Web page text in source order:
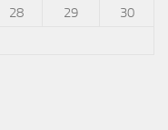
28 29
30